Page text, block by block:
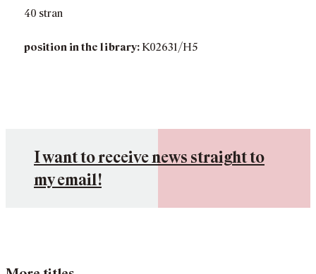
40 stran
position in the library:K02631/H5
I want to receive news straight to
my email!